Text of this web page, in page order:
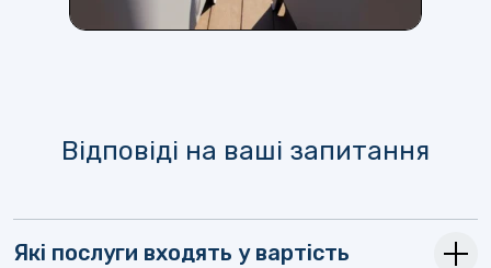
Відповіді на ваші запитання
Які послуги входять у вартість